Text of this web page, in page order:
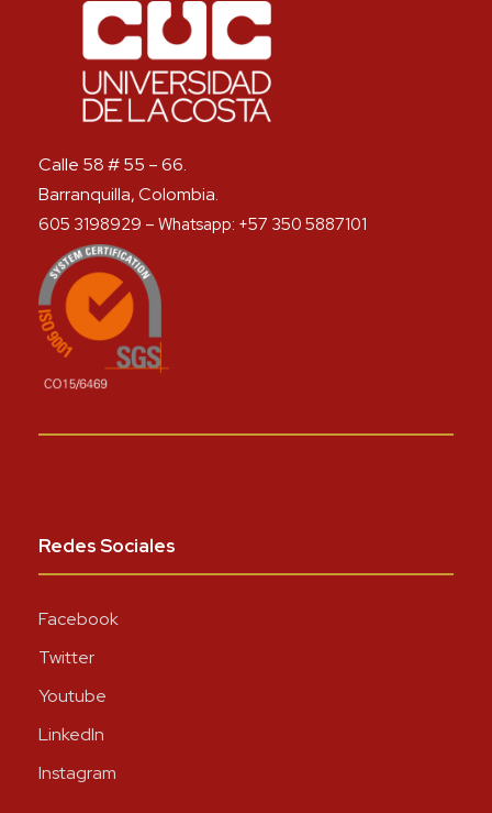
Calle 58 # 55 – 66.
Barranquilla, Colombia.
605 3198929 – Whatsapp: +57 350 5887101
Redes Sociales
Facebook
Twitter
Youtube
LinkedIn
Instagram